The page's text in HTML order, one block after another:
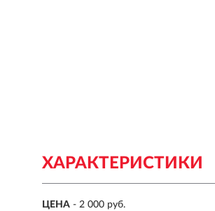
ХАРАКТЕРИСТИКИ
ЦЕНА - 2 000 руб.